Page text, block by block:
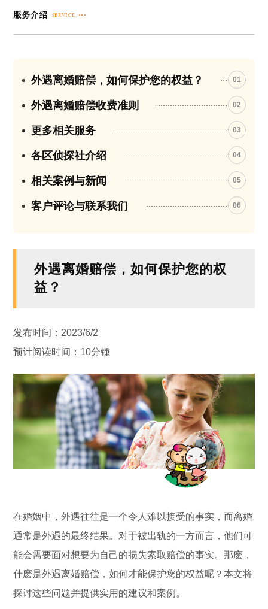
外遇离婚赔偿，如何保护您的权益？ 01
外遇离婚赔偿收费准则 02
更多相关服务 03
各区侦探社介绍 04
相关案例与新闻 05
客户评论与联系我们 06
外遇离婚赔偿，如何保护您的权
益？
发布时间：2023/6/2
预计阅读时间：10分锺
在婚姻中，外遇往往是一个令人难以接受的事实，而离婚
通常是外遇的最终结果。对于被出轨的一方而言，他们可
能会需要面对想要为自己的损失索取赔偿的事实。那麽，
什麽是外遇离婚赔偿，如何才能保护您的权益呢？本文将
探讨这些问题并提供实用的建议和案例。